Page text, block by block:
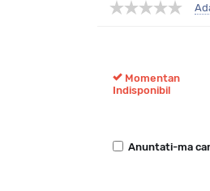
Momentan
Indisponibil
Anuntati-ma